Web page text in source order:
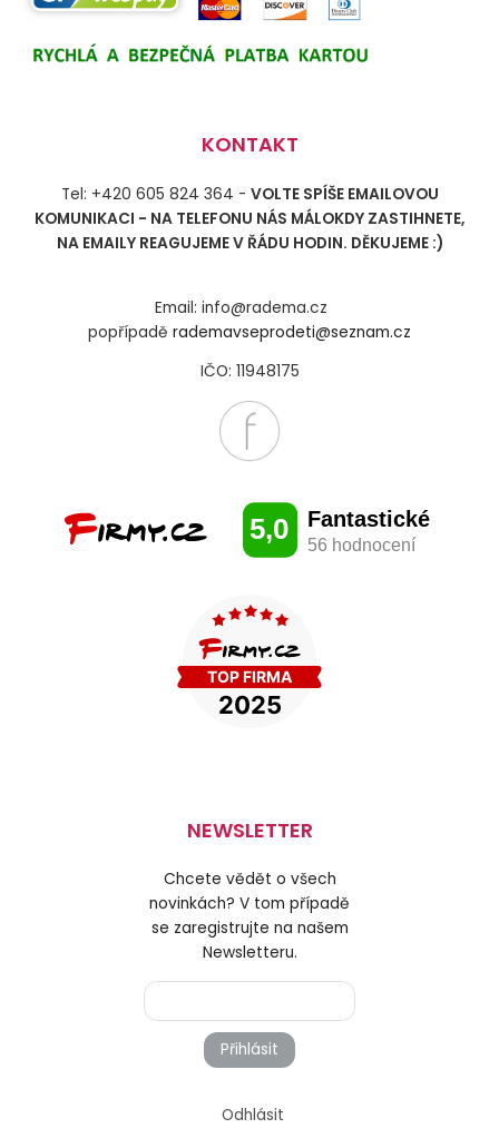
KONTAKT
Tel: +420 605 824 364 - VOLTE SPÍŠE EMAILOVOU
KOMUNIKACI - NA TELEFONU NÁS MÁLOKDY ZASTIHNETE,
NA EMAILY REAGUJEME V ŘÁDU HODIN. DĚKUJEME :)
Email: info@radema.cz
popřípadě rademavseprodeti@seznam.cz
IČO: 11948175
NEWSLETTER
Chcete vědět o všech
novinkách? V tom případě
se zaregistrujte na našem
Newsletteru.
Přihlásit
Odhlásit